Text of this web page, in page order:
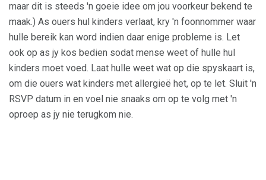
maar dit is steeds 'n goeie idee om jou voorkeur bekend te
maak.) As ouers hul kinders verlaat, kry 'n foonnommer waar
hulle bereik kan word indien daar enige probleme is. Let
ook op as jy kos bedien sodat mense weet of hulle hul
kinders moet voed. Laat hulle weet wat op die spyskaart is,
om die ouers wat kinders met allergieë het, op te let. Sluit 'n
RSVP datum in en voel nie snaaks om op te volg met 'n
oproep as jy nie terugkom nie.